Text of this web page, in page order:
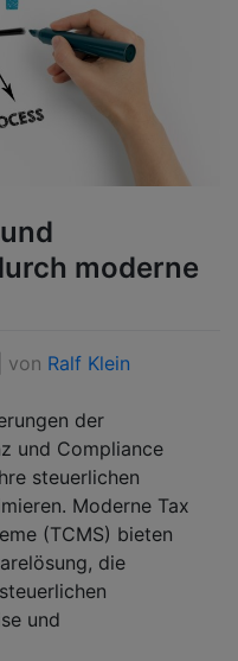
moderne
von Ralf Klein
der
und Compliance
steuerlichen
Moderne Tax
(TCMS) bieten
die
und